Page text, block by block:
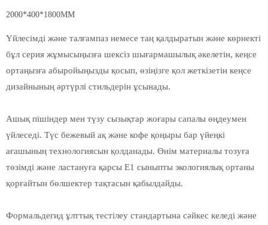
2000*400*1800MM
Үйлесімді және талғампаз немесе таң қалдыратын және көрнекті
бұл серия жұмысыңызға шексіз шығармашылық әкелетін, кеңсе
ортаңызға абыройыңызды қосып, өзіңізге қол жеткізетін кеңсе
дизайнының әртүрлі стильдерін ұсынады.
Ашық пішіндер мен түзу сызықтар жоғары сапалы өңдеумен
үйлеседі. Түс бежевый ақ және кофе қоңыры бар үйеңкі
ағашының технологиясын қолданады. Өнім материалы тозуға
төзімді және ластануға қарсы E1 сыныпты экологиялық ортаны
қорғайтын бөлшектер тақтасын қабылдайды.
Формальдегид ұлттық тестілеу стандартына сәйкес келеді және